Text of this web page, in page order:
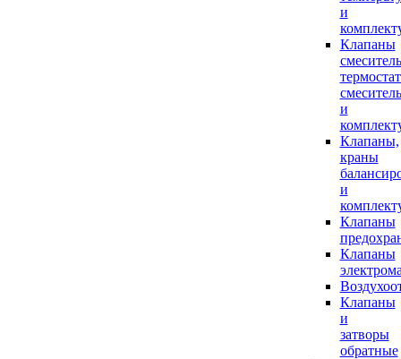
и
Клапаны
и
Клапаны,
краны
и
Клапаны
Клапаны
Клапаны
и
затворы
обратные